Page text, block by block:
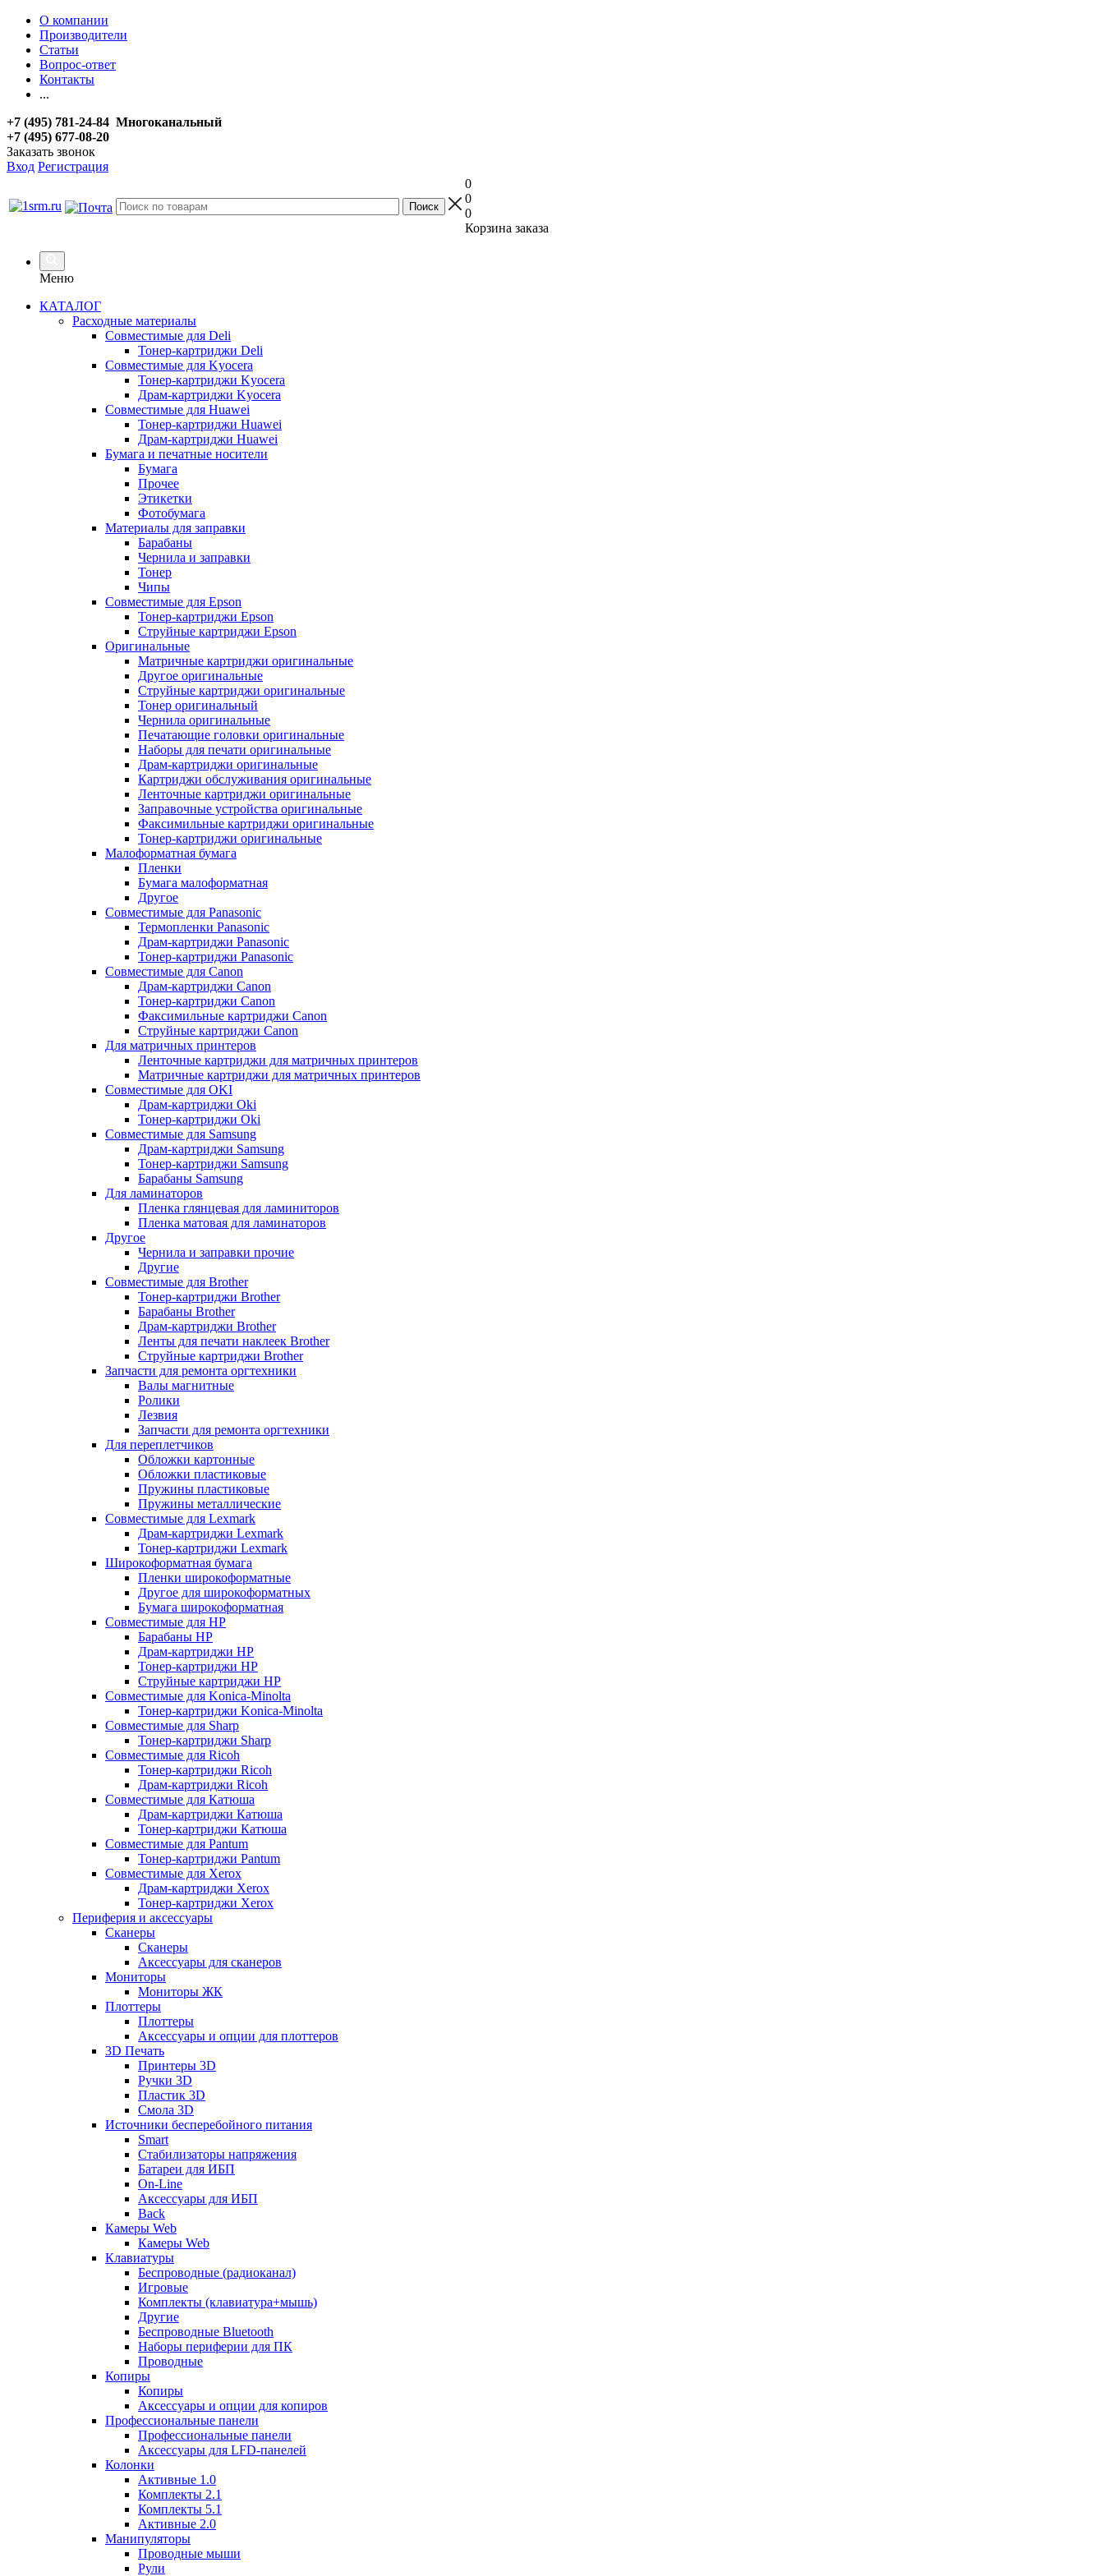
О компании
Производители
Статьи
Вопрос-ответ
Контакты
...
+7 (495) 781-24-84 Многоканальный
+7 (495) 677-08-20
Заказать звонок
Вход Регистрация
0
0
0
Корзина заказа
Меню
КАТАЛОГ
Расходные материалы
Совместимые для Deli
Тонер-картриджи Deli
Совместимые для Kyocera
Тонер-картриджи Kyocera
Драм-картриджи Kyocera
Совместимые для Huawei
Тонер-картриджи Huawei
Драм-картриджи Huawei
Бумага и печатные носители
Бумага
Прочее
Этикетки
Фотобумага
Материалы для заправки
Барабаны
Чернила и заправки
Тонер
Чипы
Совместимые для Epson
Тонер-картриджи Epson
Струйные картриджи Epson
Оригинальные
Матричные картриджи оригинальные
Другое оригинальные
Струйные картриджи оригинальные
Тонер оригинальный
Чернила оригинальные
Печатающие головки оригинальные
Наборы для печати оригинальные
Драм-картриджи оригинальные
Картриджи обслуживания оригинальные
Ленточные картриджи оригинальные
Заправочные устройства оригинальные
Факсимильные картриджи оригинальные
Тонер-картриджи оригинальные
Малоформатная бумага
Пленки
Бумага малоформатная
Другое
Совместимые для Panasonic
Термопленки Panasonic
Драм-картриджи Panasonic
Тонер-картриджи Panasonic
Совместимые для Canon
Драм-картриджи Canon
Тонер-картриджи Canon
Факсимильные картриджи Canon
Струйные картриджи Canon
Для матричных принтеров
Ленточные картриджи для матричных принтеров
Матричные картриджи для матричных принтеров
Совместимые для OKI
Драм-картриджи Oki
Тонер-картриджи Oki
Совместимые для Samsung
Драм-картриджи Samsung
Тонер-картриджи Samsung
Барабаны Samsung
Для ламинаторов
Пленка глянцевая для ламиниторов
Пленка матовая для ламинаторов
Другое
Чернила и заправки прочие
Другие
Совместимые для Brother
Тонер-картриджи Brother
Барабаны Brother
Драм-картриджи Brother
Ленты для печати наклеек Brother
Струйные картриджи Brother
Запчасти для ремонта оргтехники
Валы магнитные
Ролики
Лезвия
Запчасти для ремонта оргтехники
Для переплетчиков
Обложки картонные
Обложки пластиковые
Пружины пластиковые
Пружины металлические
Совместимые для Lexmark
Драм-картриджи Lexmark
Тонер-картриджи Lexmark
Широкоформатная бумага
Пленки широкоформатные
Другое для широкоформатных
Бумага широкоформатная
Совместимые для HP
Барабаны HP
Драм-картриджи HP
Тонер-картриджи HP
Струйные картриджи HP
Совместимые для Konica-Minolta
Тонер-картриджи Konica-Minolta
Совместимые для Sharp
Тонер-картриджи Sharp
Совместимые для Ricoh
Тонер-картриджи Ricoh
Драм-картриджи Ricoh
Совместимые для Катюша
Драм-картриджи Катюша
Тонер-картриджи Катюша
Совместимые для Pantum
Тонер-картриджи Pantum
Совместимые для Xerox
Драм-картриджи Xerox
Тонер-картриджи Xerox
Периферия и аксессуары
Сканеры
Сканеры
Аксессуары для сканеров
Мониторы
Мониторы ЖК
Плоттеры
Плоттеры
Аксессуары и опции для плоттеров
3D Печать
Принтеры 3D
Ручки 3D
Пластик 3D
Смола 3D
Источники бесперебойного питания
Smart
Стабилизаторы напряжения
Батареи для ИБП
On-Line
Аксессуары для ИБП
Back
Камеры Web
Камеры Web
Клавиатуры
Беспроводные (радиоканал)
Игровые
Комплекты (клавиатура+мышь)
Другие
Беспроводные Bluetooth
Наборы периферии для ПК
Проводные
Копиры
Копиры
Аксессуары и опции для копиров
Профессиональные панели
Профессиональные панели
Аксессуары для LFD-панелей
Колонки
Активные 1.0
Комплекты 2.1
Комплекты 5.1
Активные 2.0
Манипуляторы
Проводные мыши
Рули